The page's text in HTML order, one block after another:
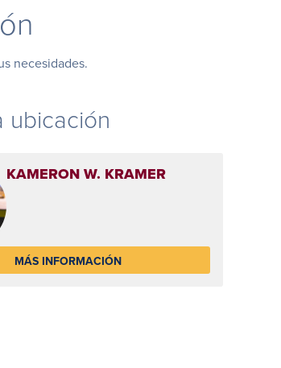
necesidades.
ubicación
KAMERON W. KRAMER
MÁS INFORMACIÓN